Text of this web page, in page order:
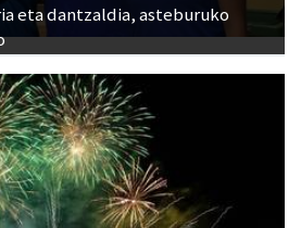
eta dantzaldia, asteburuko